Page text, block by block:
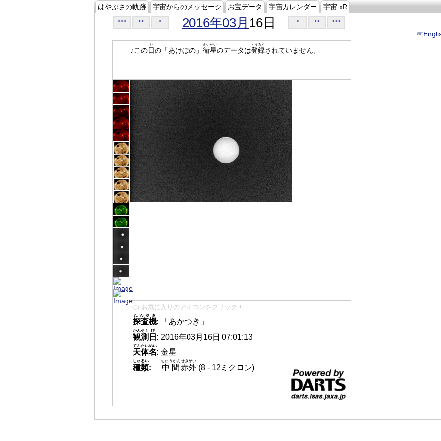
はやぶさの軌跡 宇宙からのメッセージ お宝データ 宇宙カレンダー 宇宙 xR
<<< << < 2016年03月 16日 > >> >>>
♪この日
ひ
の「あけぼの」 衛星
えいせい
のデータは登録
とうろく
されていません。
👈 お気に入りのアイコンをクリック！
探査機
たんさき
:
「あかつき」
観測
かんそく
日
び
: 2016年03月16日 07:01:13
天体名
てんたいめい
: 金星
種類
しゅるい
: 中間
ちゅうかん
赤外
せきがい
(8 - 12ミクロン)